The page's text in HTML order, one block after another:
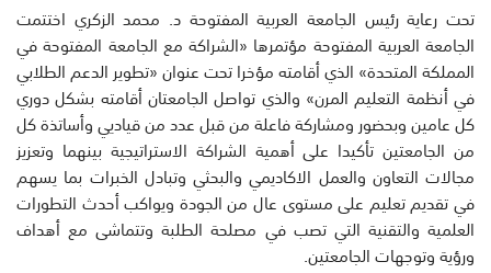
تحت رعاية رئيس الجامعة العربية المفتوحة د. محمد الزكري اختتمت
الجامعة العربية المفتوحة مؤتمرها «الشراكة مع الجامعة المفتوحة في
المملكة المتحدة» الذي أقامته مؤخرا تحت عنوان «تطوير الدعم الطلابي
في أنظمة التعليم المرن» والذي تواصل الجامعتان أقامته بشكل دوري
كل عامين وبحضور ومشاركة فاعلة من قبل عدد من قياديي وأساتذة كل
من الجامعتين تأكيدا على أهمية الشراكة الاستراتيجية بينهما وتعزيز
مجالات التعاون والعمل الاكاديمي والبحثي وتبادل الخبرات بما يسهم
في تقديم تعليم على مستوى عال من الجودة ويواكب أحدث التطورات
العلمية والتقنية التي تصب في مصلحة الطلبة وتتماشى مع أهداف
ورؤية وتوجهات الجامعتين.